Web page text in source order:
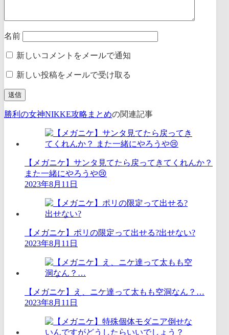
名前
新しいコメントをメールで通知
新しい投稿をメールで受け取る
勝利の女神NIKKE攻略まとめの関連記事
【メガニケ】サンタ見てたら戻ってきてくれんか？
また一緒にやろうや😢
2023年8月11日
【メガニケ】ポリの限定って出せる?出せない?
2023年8月11日
【メガニケ】え、ニケ達って太もも空洞なん？…
2023年8月11日